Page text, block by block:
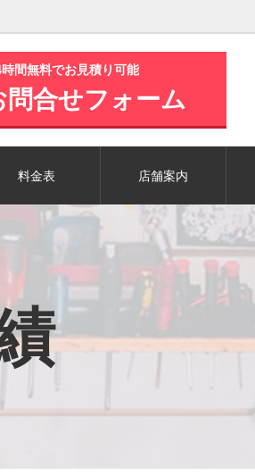
間無料でお見積り可能
問合せフォーム
料金表 店舗案内